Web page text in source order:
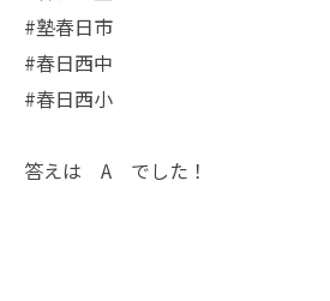
#塾春日市
#春日西中
#春日西小
答えは A でした！